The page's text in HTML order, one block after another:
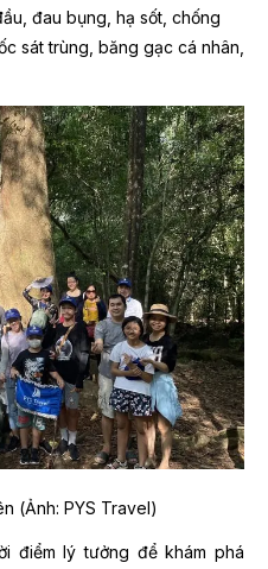
đau bụng, hạ sốt, chống
sát trùng, băng gạc cá nhân,
(Ảnh: PYS Travel)
điểm lý tưởng để khám phá